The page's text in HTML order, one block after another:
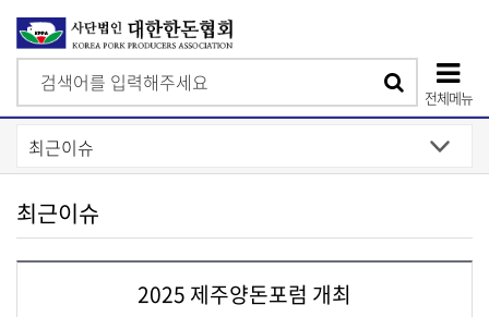
색
전체메뉴
상
단
모
바
일
최근이슈
2025 제주양돈포럼 개최